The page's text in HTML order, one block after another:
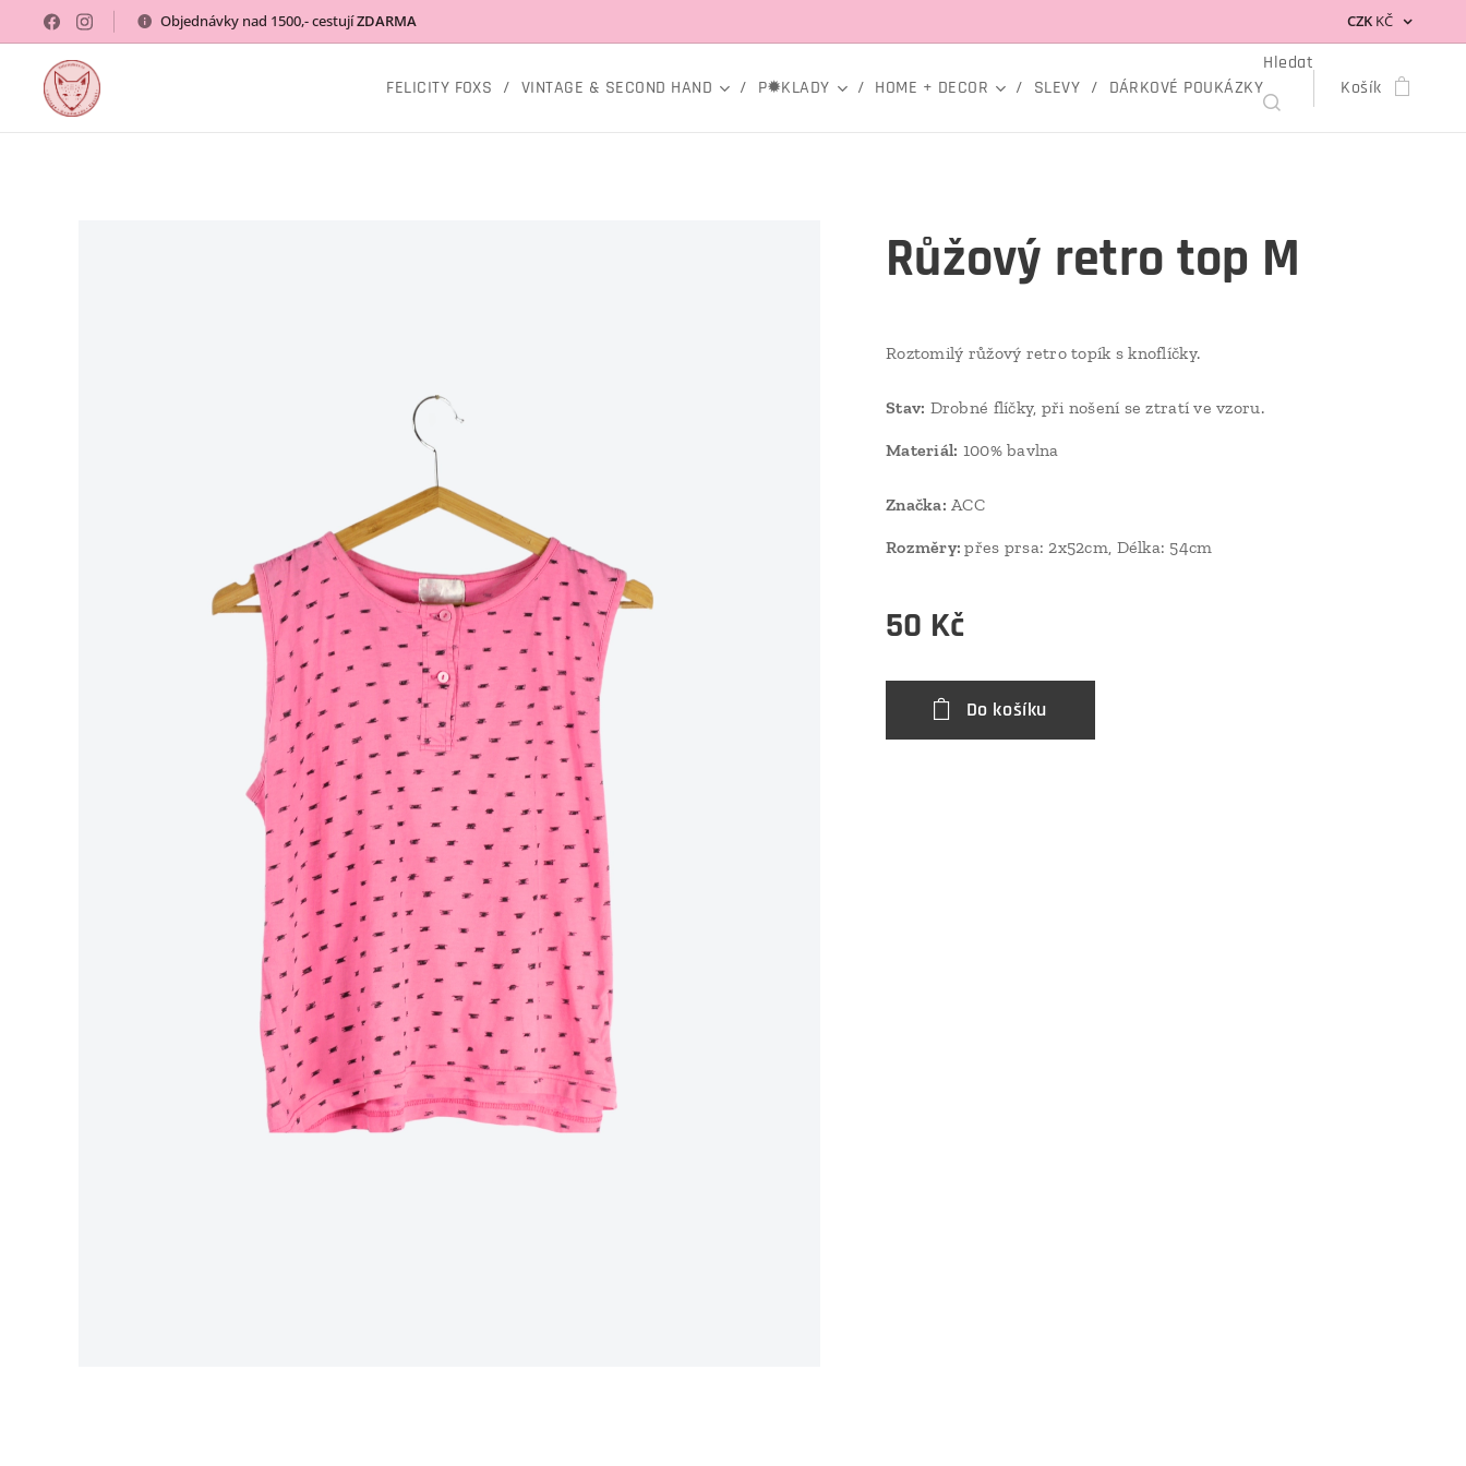
Objednávky nad 1500,- cestujíZDARMA CZK KČ
FELICITY FOXS VINTAGE & SECOND HAND P✹KLADY HOME + DECOR SLEVY DÁRKOVÉ POUKÁZKY
Hledat
Košík
Růžový retro top M
Roztomilý růžový retro topík s knoflíčky.
Stav: Drobné flíčky, při nošení se ztratí ve vzoru.
Materiál: 100% bavlna
Značka: ACC
Rozměry:přes prsa: 2x52cm, Délka: 54cm
50 Kč
Do košíku